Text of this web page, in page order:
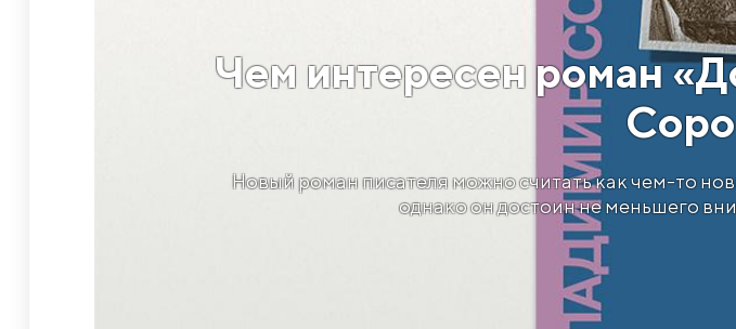
​Чем интересен роман
Новый роман писателя можно считать как чем-то
однако он достоин не меньшего